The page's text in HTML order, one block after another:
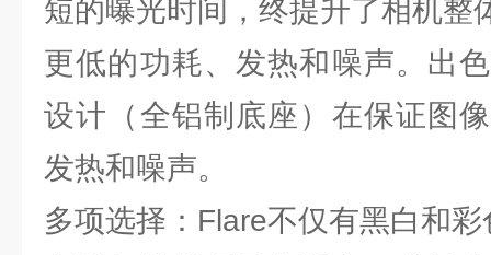
短的曝光时间，终提升了相机整
更低的功耗、发热和噪声。出
设计（全铝制底座）在保证图
发热和噪声。
多项选择：Flare不仅有黑白和